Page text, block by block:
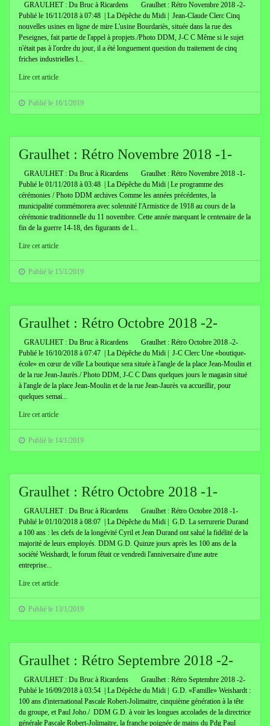
GRAULHET : Du Bruc à Ricardens Graulhet : Rétro Novembre 2018 -2-
Publié le 16/11/2018 à 07:48 | La Dépêche du Midi | Jean-Claude Clerc Cinq
nouvelles usines en ligne de mire L'usine Bourdariès, située dans la rue des
Peseignes, fait partie de l'appel à propjets./Photo DDM, J-C C Même si le sujet
n'était pas à l'ordre du jour, il a été longuement question du traitement de cinq
friches industrielles l...
Lire cet article
Publié le 16/1/2019
Graulhet : Rétro Novembre 2018 -1-
GRAULHET : Du Bruc à Ricardens Graulhet : Rétro Novembre 2018 -1-
Publié le 01/11/2018 à 03:48 | La Dépêche du Midi | Le programme des
cérémonies / Photo DDM archives Comme les années précédentes, la
municipalité commémorera avec solennité l'Armistice de 1918 au cours de la
cérémonie traditionnelle du 11 novembre. Cette année marquant le centenaire de la
fin de la guerre 14-18, des figurants de l...
Lire cet article
Publié le 15/1/2019
Graulhet : Rétro Octobre 2018 -2-
GRAULHET : Du Bruc à Ricardens Graulhet : Rétro Octobre 2018 -2-
Publié le 16/10/2018 à 07:47 | La Dépêche du Midi | J-C Clerc Une «boutique-
école» en cœur de ville La boutique sera située à l'angle de la place Jean-Moulin et
de la rue Jean-Jaurès./ Photo DDM, J-C C Dans quelques jours le magasin situé
à l'angle de la place Jean-Moulin et de la rue Jean-Jaurès va accueillir, pour
quelques semai...
Lire cet article
Publié le 14/1/2019
Graulhet : Rétro Octobre 2018 -1-
GRAULHET : Du Bruc à Ricardens Graulhet : Rétro Octobre 2018 -1-
Publié le 01/10/2018 à 08:07 | La Dépêche du Midi | G.D. La serrurerie Durand
a 100 ans : les clefs de la longévité Cyril et Jean Durand ont salué la fidélité de la
majorité de leurs employés. DDM G.D. Quinze jours après les 100 ans de la
société Weishardt, le forum fêtait ce vendredi l'anniversaire d'une autre
entreprise...
Lire cet article
Publié le 13/1/2019
Graulhet : Rétro Septembre 2018 -2-
GRAULHET : Du Bruc à Ricardens Graulhet : Rétro Septembre 2018 -2-
Publié le 16/09/2018 à 03:54 | La Dépêche du Midi | G.D. «Famille» Weishardt :
100 ans d'international Pascale Robert-Jolimaitre, cinquième génération à la tête
du groupe, et Paul Joho./ DDM G.D. à voir les longues accolades de la directrice
générale Pascale Robert-Jolimaitre, la franche poignée de mains du Pdg Paul